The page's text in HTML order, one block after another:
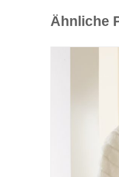
Ähnliche